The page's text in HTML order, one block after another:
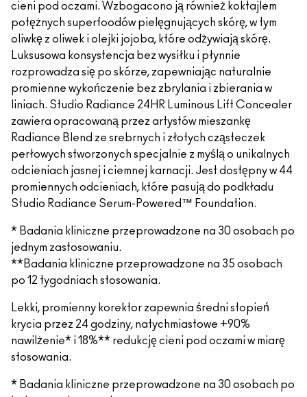
cieni pod oczami. Wzbogacono ją również koktajlem
potężnych superfoodów pielęgnujących skórę, w tym
oliwkę z oliwek i olejki jojoba, które odżywiają skórę.
Luksusowa konsystencja bez wysiłku i płynnie
rozprowadza się po skórze, zapewniając naturalnie
promienne wykończenie bez zbrylania i zbierania w
liniach. Studio Radiance 24HR Luminous Lift Concealer
zawiera opracowaną przez artystów mieszankę
Radiance Blend ze srebrnych i złotych cząsteczek
perłowych stworzonych specjalnie z myślą o unikalnych
odcieniach jasnej i ciemnej karnacji. Jest dostępny w 44
promiennych odcieniach, które pasują do podkładu
Studio Radiance Serum-Powered™ Foundation.
* Badania kliniczne przeprowadzone na 30 osobach po
jednym zastosowaniu.
**Badania kliniczne przeprowadzone na 35 osobach
po 12 tygodniach stosowania.
Lekki, promienny korektor zapewnia średni stopień
krycia przez 24 godziny, natychmiastowe +90%
nawilżenie* i 18%** redukcję cieni pod oczami w miarę
stosowania.
* Badania kliniczne przeprowadzone na 30 osobach po